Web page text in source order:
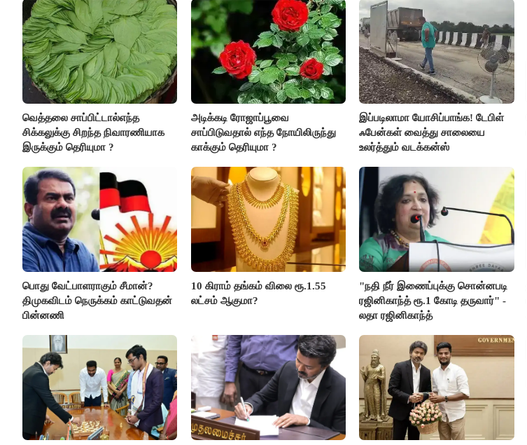
எண்ணம் அதிகரிக்கும்..!
வெத்தலை சாப்பிட்டால்எந்த
சிக்கலுக்கு சிறந்த நிவாரணியாக
இருக்கும் தெரியுமா ?
அடிக்கடி ரோஜாப்பூவை
சாப்பிடுவதால் எந்த நோயிலிருந்து
காக்கும் தெரியுமா ?
இப்படிலாமா யோசிப்பாங்க! டேபிள்
ஃபேன்கள் வைத்து சாலையை
உலர்த்தும் வடக்கன்ஸ்
பொது வேட்பாளராகும் சீமான்?
திமுகவிடம் நெருக்கம் காட்டுவதன்
பின்னணி
10 கிராம் தங்கம் விலை ரூ.1.55
லட்சம் ஆகுமா?
"நதி நீர் இணைப்புக்கு சொன்னபடி
ரஜினிகாந்த் ரூ.1 கோடி தருவார்" -
லதா ரஜினிகாந்த்